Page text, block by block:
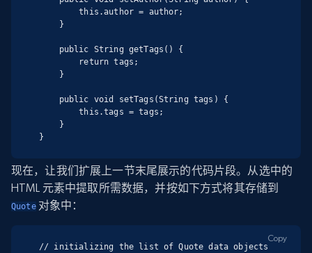
        this.author = author;
        this.tags = tags;
}
现在，让我们扩展上一节末尾展示的代码片段。从选中的
HTML 元素中提取所需数据，并按如下方式将其存储到
Quote对象中：
// initializing the list of Quote data objects
Copy